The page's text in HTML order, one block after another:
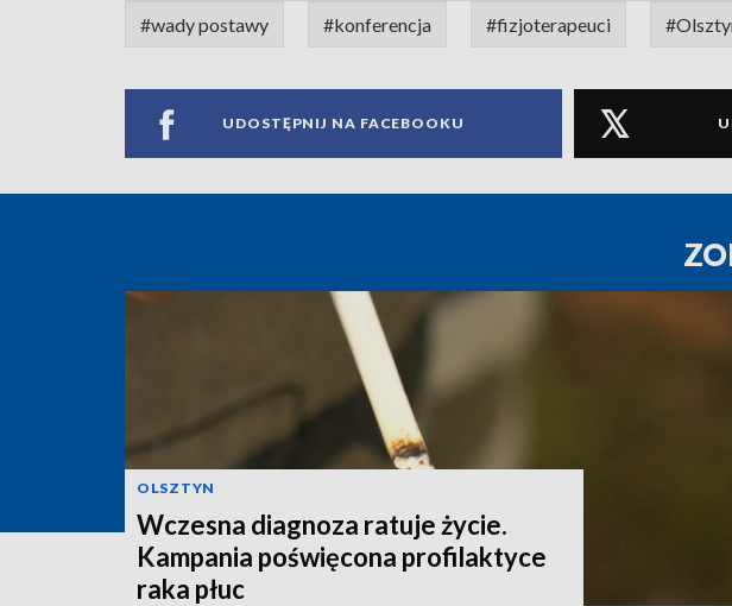
#wady postawy #konferencja #fizjoterapeuci
UDOSTĘPNIJ NA FACEBOOKU
OLSZTYN
Wczesna diagnoza ratuje życie.
Kampania poświęcona profilaktyce
raka płuc